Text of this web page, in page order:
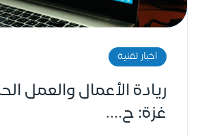
اخبار تقنية
ريادة الأعمال والعمل
غزة: ح....